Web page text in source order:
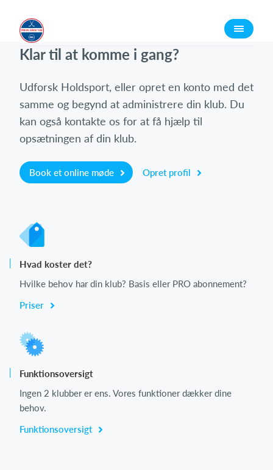
Klar til at komme i gang?
Udforsk Holdsport, eller opret en konto med det
samme og begynd at administrere din klub. Du
kan også kontakte os for at få hjælp til
opsætningen af din klub.
Book et online møde Opret profil
Hvad koster det?
Hvilke behov har din klub? Basis eller PRO abonnement?
Priser
Funktionsoversigt
Ingen 2 klubber er ens. Vores funktioner dækker dine
behov.
Funktionsoversigt